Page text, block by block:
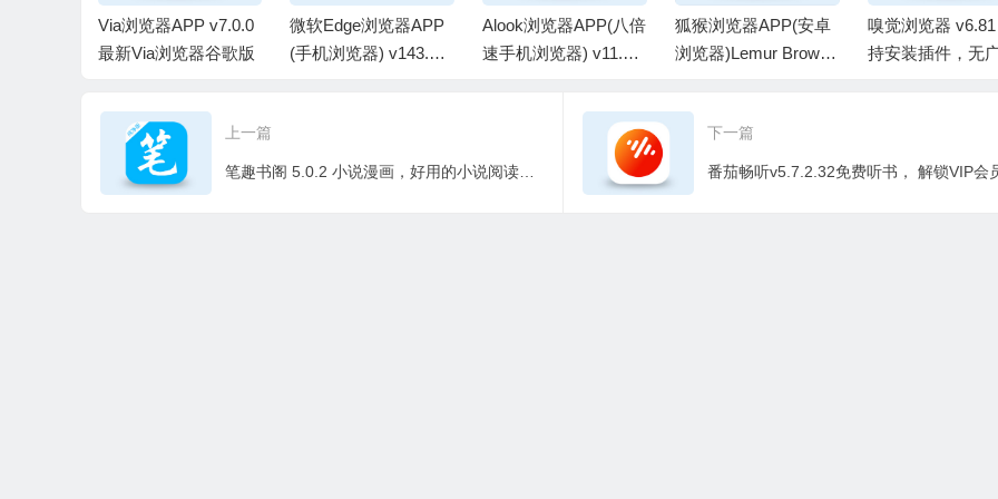
Via浏览器APP v7.0.0
最新Via浏览器谷歌版
微软Edge浏览器APP
(手机浏览器) v143.0.3
Alook浏览器APP(八倍
速手机浏览器) v11.0.0
狐猴浏览器APP(安卓
浏览器)Lemur Browse
嗅觉浏览器 v6.81
持安装插件，无
上一篇 下一篇
番茄畅听v5.7.2.32免费听书， 解锁VIP会